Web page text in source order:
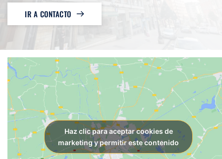
IR A CONTACTO
Haz clic para aceptar cookies de
marketing y permitir este contenido